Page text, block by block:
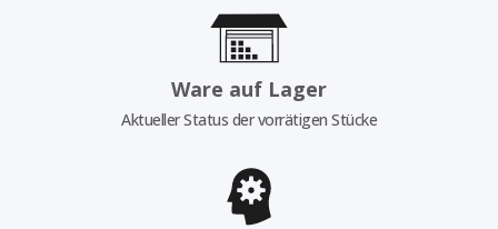
Ware auf Lager
Aktueller Status der vorrätigen Stücke